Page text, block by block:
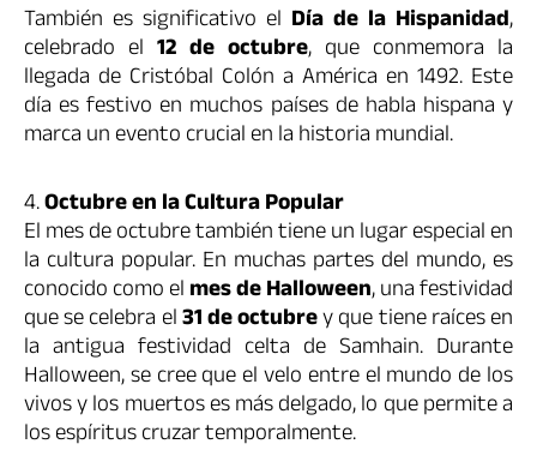
También es significativo el Día de la Hispanidad,
celebrado el 12 de octubre, que conmemora la
llegada de Cristóbal Colón a América en 1492. Este
día es festivo en muchos países de habla hispana y
marca un evento crucial en la historia mundial.
4.Octubre en la Cultura Popular
El mes de octubre también tiene un lugar especial en
la cultura popular. En muchas partes del mundo, es
conocido como elmes de Halloween, una festividad
que se celebra el31 de octubrey que tiene raíces en
la antigua festividad celta de Samhain. Durante
Halloween, se cree que el velo entre el mundo de los
vivos y los muertos es más delgado, lo que permite a
los espíritus cruzar temporalmente.